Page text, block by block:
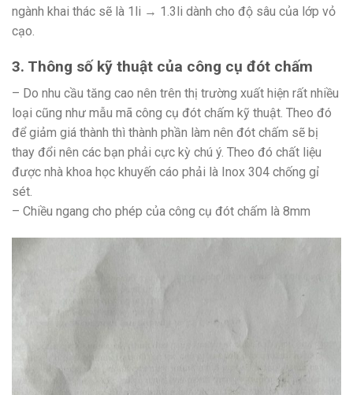
ngành khai thác sẽ là 1li → 1.3li dành cho độ sâu của lớp vỏ
cạo.
3. Thông số kỹ thuật của công cụ đót chấm
– Do nhu cầu tăng cao nên trên thị trường xuất hiện rất nhiều
loại cũng như mẫu mã công cụ đót chấm kỹ thuật. Theo đó
để giảm giá thành thì thành phần làm nên đót chấm sẽ bị
thay đổi nên các bạn phải cực kỳ chú ý. Theo đó chất liệu
được nhà khoa học khuyến cáo phải là Inox 304 chống gỉ
sét.
– Chiều ngang cho phép của công cụ đót chấm là 8mm